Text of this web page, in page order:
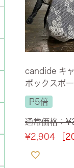
candide キ
ボックスポ
P5倍
通常価格：¥
¥2,904 ［